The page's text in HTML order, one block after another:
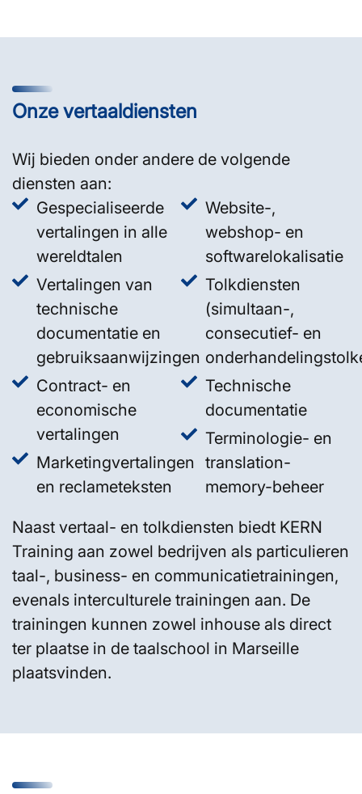
Onze vertaaldiensten
Wij bieden onder andere de volgende
diensten aan:
Gespecialiseerde
vertalingen in alle
wereldtalen
Vertalingen van
technische
documentatie en
gebruiksaanwijzingen
Contract- en
economische
vertalingen
Marketingvertalingen
en reclameteksten
Website-,
webshop- en
softwarelokalisatie
Tolkdiensten
(simultaan-,
consecutief- en
Technische
documentatie
Terminologie- en
translation-
memory-beheer
Naast vertaal- en tolkdiensten biedt KERN
Training aan zowel bedrijven als particulieren
taal-, business- en communicatietrainingen,
evenals interculturele trainingen aan. De
trainingen kunnen zowel inhouse als direct
ter plaatse in de taalschool in Marseille
plaatsvinden.